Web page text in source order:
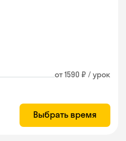
от 1590 ₽ / урок
Выбрать время